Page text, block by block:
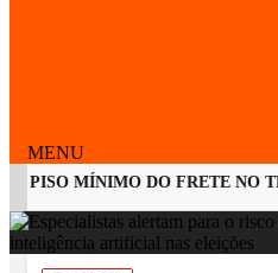
MENU
PISO MÍNIMO DO FRETE NO
EM ALTA